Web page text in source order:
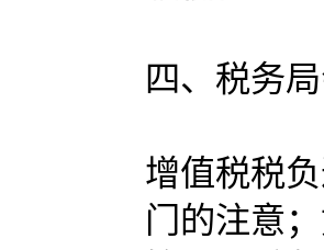
四、税务
增值税税
门的注意